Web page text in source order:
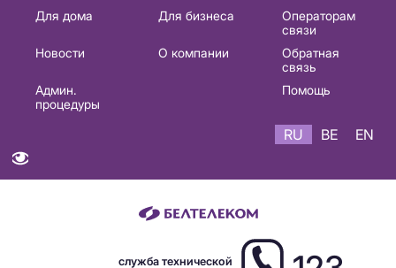
Основная
навигация
Для дома Для бизнеса
Операторам
связи
Новости
О компании
Обратная
связь
Админ.
процедуры
Помощь
RU BE EN
служба технической